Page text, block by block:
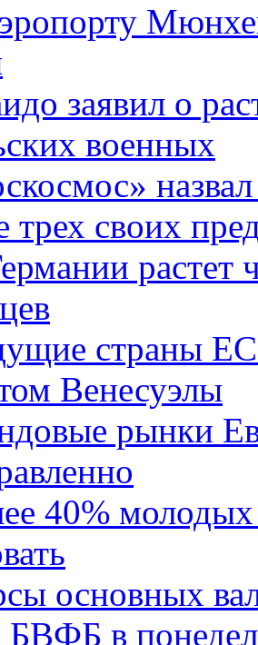
заявил о
военных
трех своих
растет
страны
Венесуэлы
рынки
40%
основных
БВФБ в